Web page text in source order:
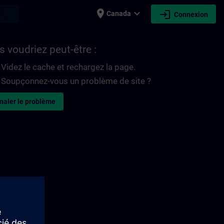
place Canada expand_more login Connexion
voudriez peut-être :
Videz le cache et rechargez la page.
Soupçonnez-vous un problème de site ?
le problème